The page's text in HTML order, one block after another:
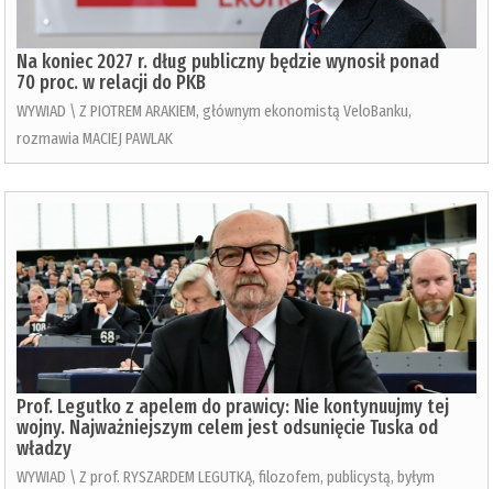
Na koniec 2027 r. dług publiczny będzie wynosił ponad
70 proc. w relacji do PKB
WYWIAD \ Z PIOTREM ARAKIEM, głównym ekonomistą VeloBanku,
rozmawia MACIEJ PAWLAK
Prof. Legutko z apelem do prawicy: Nie kontynuujmy tej
wojny. Najważniejszym celem jest odsunięcie Tuska od
władzy
WYWIAD \ Z prof. RYSZARDEM LEGUTKĄ, filozofem, publicystą, byłym